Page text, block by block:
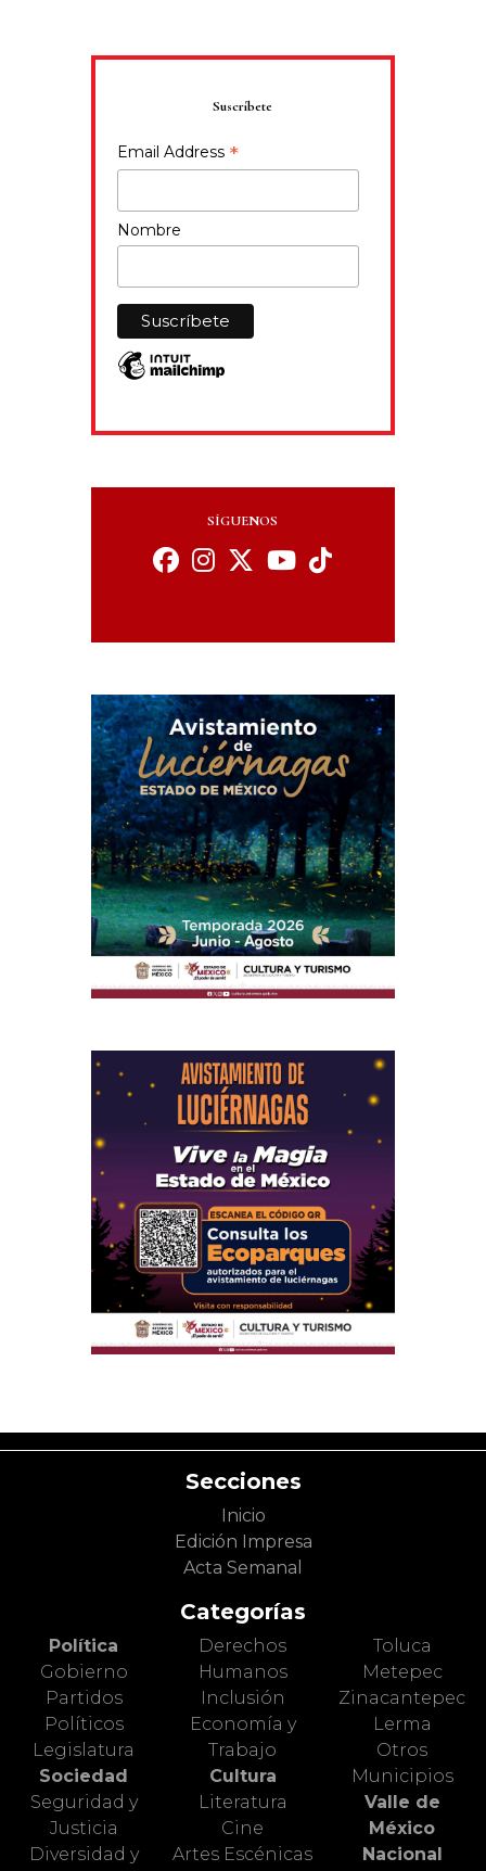
Suscríbete
Email Address *
Nombre
SÍGUENOS
Secciones
Inicio
Edición Impresa
Acta Semanal
Categorías
Política
Gobierno
Partidos
Políticos
Legislatura
Sociedad
Seguridad y
Justicia
Diversidad y
Derechos
Humanos
Inclusión
Economía y
Trabajo
Cultura
Literatura
Cine
Artes Escénicas
Toluca
Metepec
Zinacantepec
Lerma
Otros
Municipios
Valle de
México
Nacional